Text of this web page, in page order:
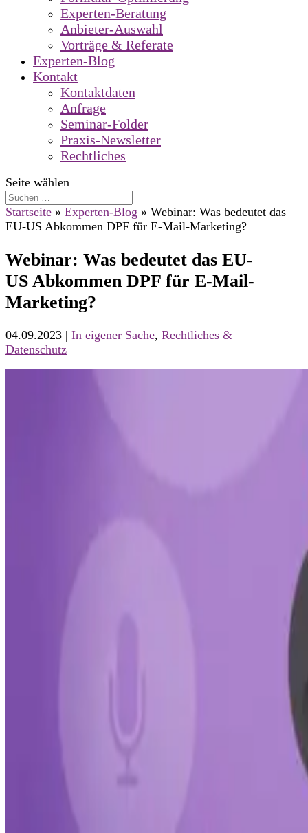
Experten-Beratung
Anbieter-Auswahl
Vorträge & Referate
Experten-Blog
Kontakt
Kontaktdaten
Anfrage
Seminar-Folder
Praxis-Newsletter
Rechtliches
Seite wählen
Startseite » Experten-Blog » Webinar: Was bedeutet das
EU-US Abkommen DPF für E-Mail-Marketing?
Webinar: Was bedeutet das EU-
US Abkommen DPF für E-Mail-
Marketing?
04.09.2023 | In eigener Sache, Rechtliches &
Datenschutz